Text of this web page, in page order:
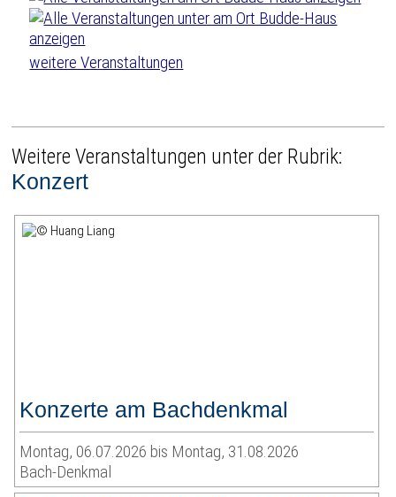
weitere Veranstaltungen
Weitere Veranstaltungen unter der Rubrik:
Konzert
Konzerte am Bachdenkmal
Montag, 06.07.2026 bis Montag, 31.08.2026
Bach-Denkmal